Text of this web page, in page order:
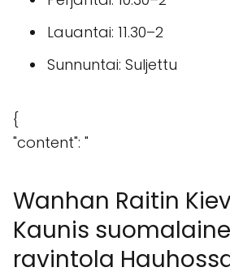
Lauantai: 11.30–2
Sunnuntai: Suljettu
{
"content": "
Wanhan Raitin
Kaunis
ravintola